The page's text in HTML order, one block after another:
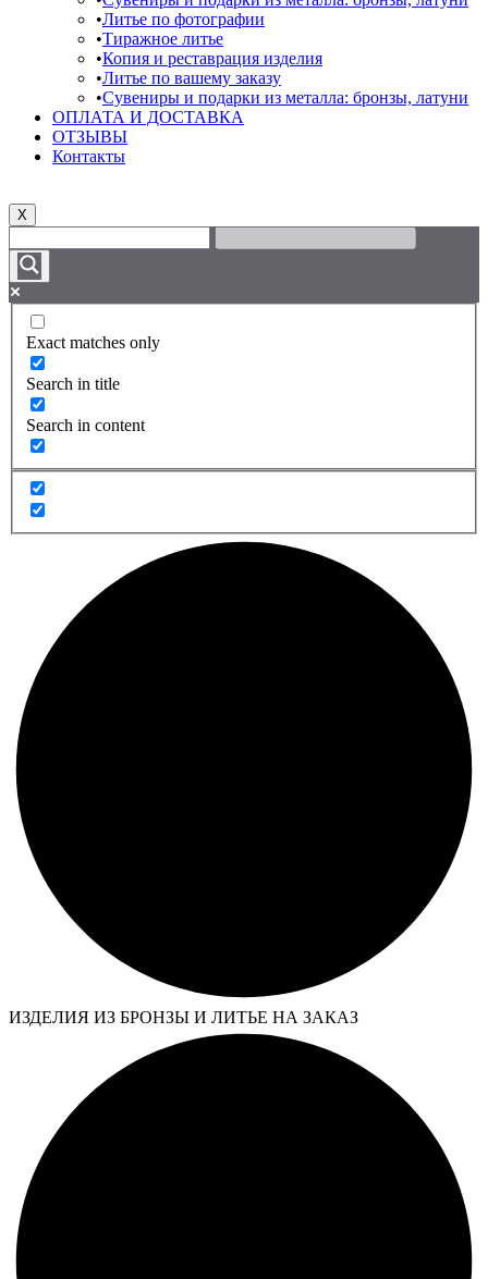
Литье по фотографии
Тиражное литье
Копия и реставрация изделия
Литье по вашему заказу
Сувениры и подарки из металла: бронзы, латуни
ОПЛАТА И ДОСТАВКА
ОТЗЫВЫ
Контакты
X
Exact matches only
Search in title
Search in content
ИЗДЕЛИЯ ИЗ БРОНЗЫ И ЛИТЬЕ НА ЗАКАЗ